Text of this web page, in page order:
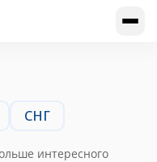
СНГ
интересного